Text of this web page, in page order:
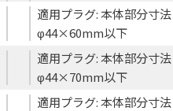
適用プラグ: 本体部分寸法
φ44×60mm以下
適用プラグ: 本体部分寸法
φ44×70mm以下
適用プラグ: 本体部分寸法